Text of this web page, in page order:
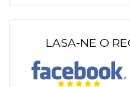
LASA-NE O